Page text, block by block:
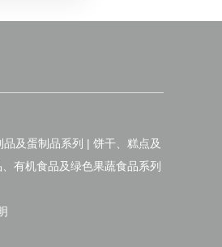
）
及蛋制品系列 | 饼干、糕点及
有机食品及绿色果蔬食品系列